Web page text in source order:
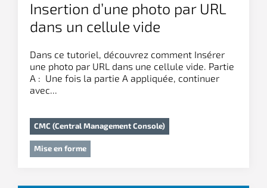
Insertion d’une photo par URL
dans un cellule vide
Dans ce tutoriel, découvrez comment Insérer
une photo par URL dans une cellule vide. Partie
A : Une fois la partie A appliquée, continuer
avec...
CMC (Central Management Console)
Mise en forme